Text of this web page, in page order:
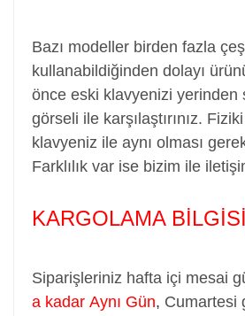
Bazı modeller birden fazla
kullanabildiğinden dolayı
önce eski klavyenizi yerinden
görseli ile karşılaştırınız.
klavyeniz ile aynı olması
Farklılık var ise bizim ile
KARGOLAMA
Siparişleriniz hafta içi mesai
a kadar Aynı Gün, Cumartesi